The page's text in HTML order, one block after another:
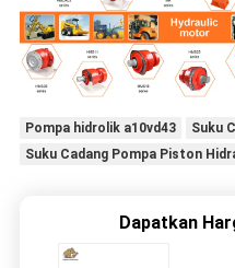
Pompa hidrolik a10vd43
Suku
Suku Cadang Pompa Piston
Dapatkan